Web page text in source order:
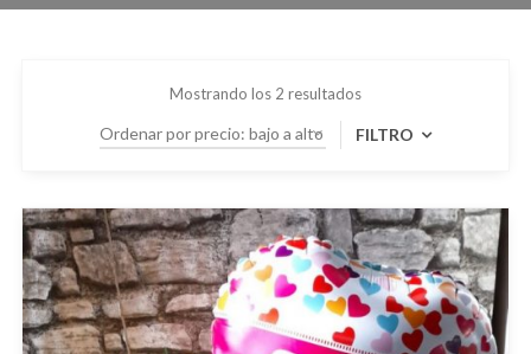
Mostrando los 2 resultados
FILTRO